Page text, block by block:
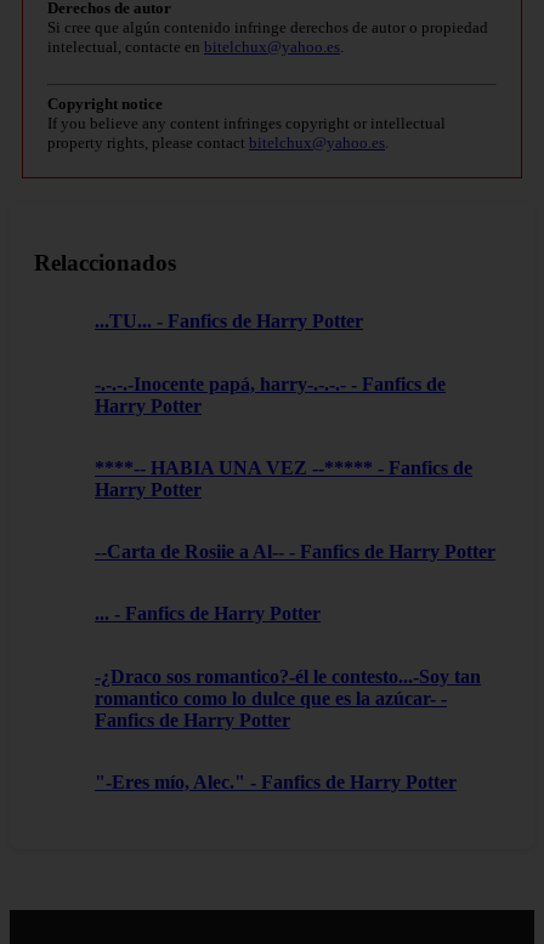
Derechos de autor
Si cree que algún contenido infringe derechos de autor o propiedad
intelectual, contacte en bitelchux@yahoo.es
Copyright notice
If you believe any content infringes copyright or intellectual
property rights, please contact bitelchux@yahoo.es
Relaccionados
...TU... - Fanfics de Harry Potter
-.-.-.-Inocente papá, harry-.-.-.- - Fanfics de
Harry Potter
****-- HABIA UNA VEZ --***** - Fanfics de
Harry Potter
--Carta de Rosiie a Al-- - Fanfics de Harry Potter
... - Fanfics de Harry Potter
-¿Draco sos romantico?-él le contesto...-Soy tan
romantico como lo dulce que es la azúcar- -
Fanfics de Harry Potter
"-Eres mío, Alec." - Fanfics de Harry Potter